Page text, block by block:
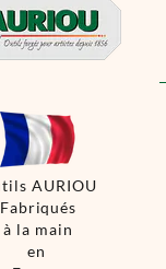
AURIOU
Fabriqués
à la main
en